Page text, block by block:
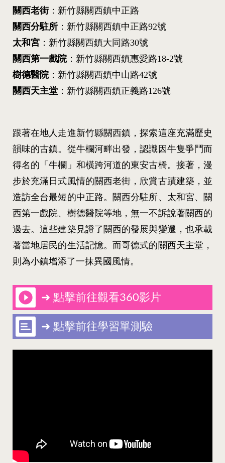
關西老街：新竹縣關西鎮中正路
關西分駐所 ：新竹縣關西鎮中正路92號
太和宮 ：新竹縣關西鎮大同路30號
關西第一戲院：新竹縣關西鎮惠愛路18-2號
樹德醫院：新竹縣關西鎮中山路42號
關西天主堂 ：新竹縣關西鎮正義路126號
跟著在地人走進新竹縣關西鎮，探索這座充滿歷史
韻味的古鎮。從牛欄河畔出發，認識因牛隻爭鬥而
得名的「牛欄」和橫跨河道的東安古橋。接著，漫
步於充滿日式風情的關西老街，欣賞古蹟建築，並
造訪全台最短的中正路。關西分駐所、太和宮、關
西第一戲院、樹德醫院等地，無一不訴說著關西的
過去。這些建築見證了關西的發展與變遷，也承載
著當地居民的生活記憶。而哥德式的關西天主堂，
則為小鎮增添了一抹異國風情。
➜ 點擊前往觀看360影片
➜ 點擊前往學習單測驗